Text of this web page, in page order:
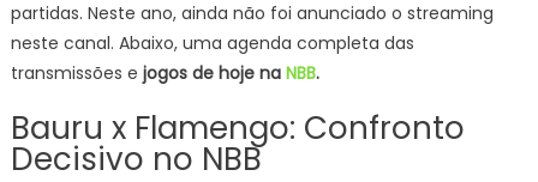
partidas. Neste ano, ainda não foi anunciado o streaming
neste canal. Abaixo, uma agenda completa das
transmissões e jogos de hoje na NBB.
Bauru x Flamengo: Confronto
Decisivo no NBB